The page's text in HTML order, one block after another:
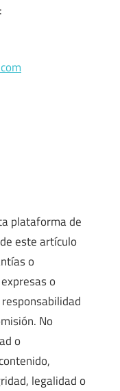
plataforma de
este artículo
o
o
No
o
legalidad o